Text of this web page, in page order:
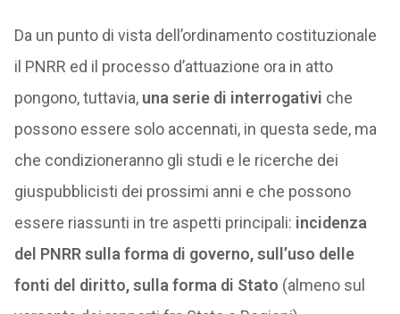
Da un punto di vista dell’ordinamento costituzionale
il PNRR ed il processo d’attuazione ora in atto
pongono, tuttavia, una serie di interrogativi che
possono essere solo accennati, in questa sede, ma
che condizioneranno gli studi e le ricerche dei
giuspubblicisti dei prossimi anni e che possono
essere riassunti in tre aspetti principali: incidenza
del PNRR sulla forma di governo, sull’uso delle
fonti del diritto, sulla forma di Stato (almeno sul